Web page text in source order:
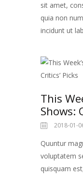
sit amet,
quia non
incidunt ut
This
Shows:
2018-01-
Quuntur
voluptatem
quisquam